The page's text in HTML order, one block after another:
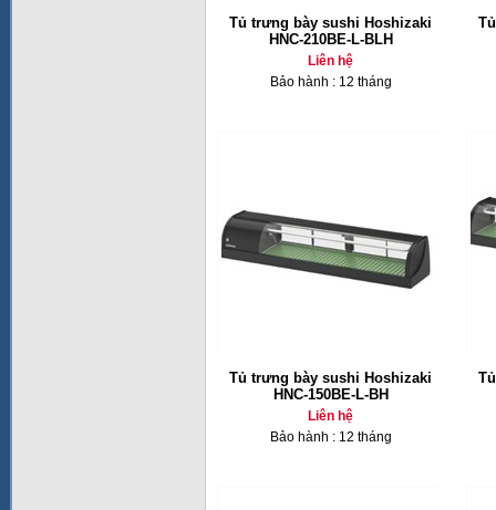
Tủ trưng bày sushi Hoshizaki
HNC-210BE-L-BLH
Liên hệ
Bảo hành : 12 tháng
Tủ trưng bày sushi Hoshizaki
HNC-150BE-L-BH
Liên hệ
Bảo hành : 12 tháng